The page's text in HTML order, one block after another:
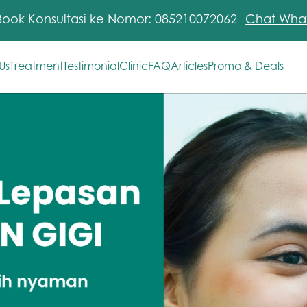
Konsultasi ke Nomor: 085210072062 Chat
Treatment Testimonial ClinicFAQArticlesPromo & Deals